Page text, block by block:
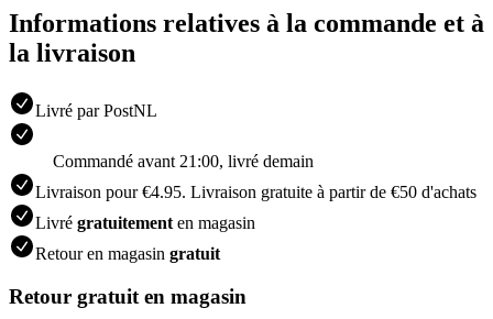
Informations relatives à la commande et à
la livraison
Livré par PostNL
Commandé avant 21:00, livré demain
Livraison pour €4.95. Livraison gratuite à partir de €50 d'achats
Livré gratuitement en magasin
Retour en magasin gratuit
Retour gratuit en magasin